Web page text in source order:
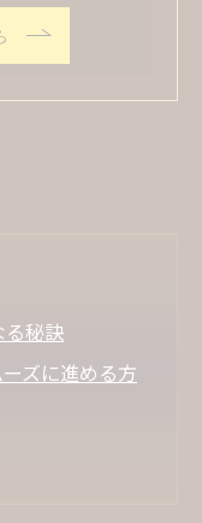
る秘訣
ズに進める方
重視すべきポ